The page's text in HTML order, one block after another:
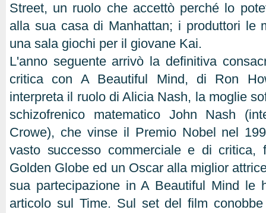
Street, un ruolo che accettò perché lo
alla sua casa di Manhattan; i produttori le
una sala giochi per il giovane Kai.
L'anno seguente arrivò la definitiva
critica con A Beautiful Mind, di Ron
interpreta il ruolo di Alicia Nash, la moglie
schizofrenico matematico John Nash
Crowe), che vinse il Premio Nobel nel
vasto successo commerciale e di critica,
Golden Globe ed un Oscar alla miglior
sua partecipazione in A Beautiful Mind le
articolo sul Time. Sul set del film